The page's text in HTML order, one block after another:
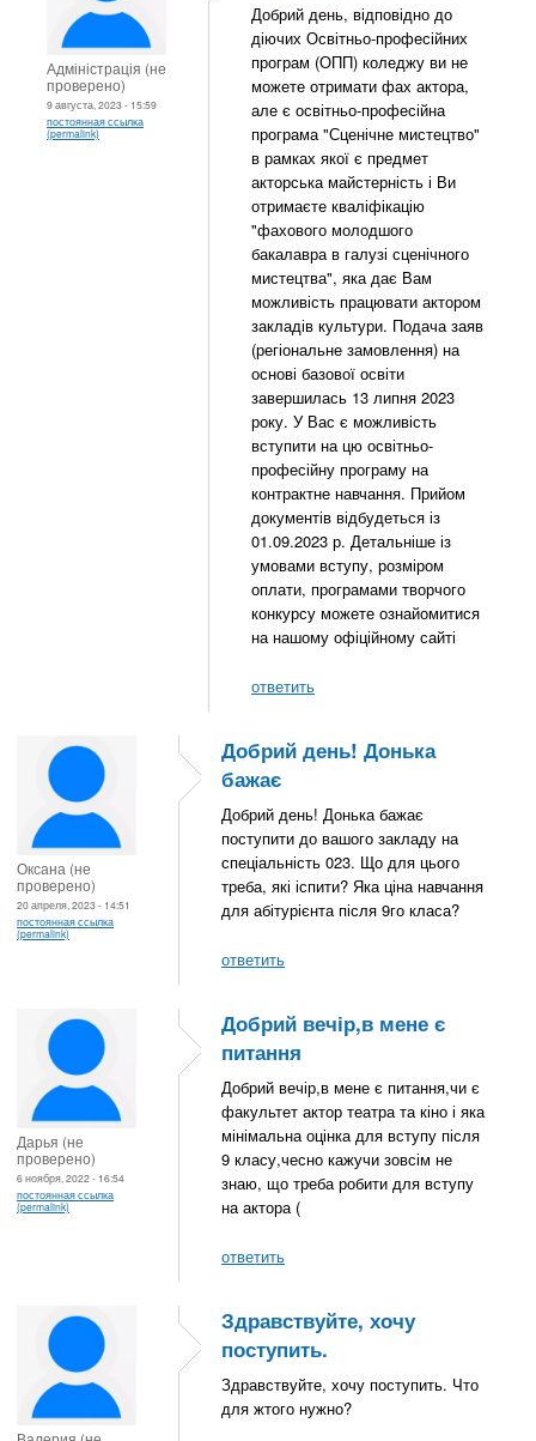
Адміністрація (не
проверено)
9 августа, 2023 - 15:59
постоянная ссылка
(permalink)
Добрий день, відповідно до
діючих Освітньо-професійних
програм (ОПП) коледжу ви не
можете отримати фах актора,
але є освітньо-професійна
програма "Сценічне мистецтво"
в рамках якої є предмет
акторська майстерність і Ви
отримаєте кваліфікацію
"фахового молодшого
бакалавра в галузі сценічного
мистецтва", яка дає Вам
можливість працювати актором
закладів культури. Подача заяв
(регіональне замовлення) на
основі базової освіти
завершилась 13 липня 2023
року. У Вас є можливість
вступити на цю освітньо-
професійну програму на
контрактне навчання. Прийом
документів відбудеться із
01.09.2023 р. Детальніше із
умовами вступу, розміром
оплати, програмами творчого
конкурсу можете ознайомитися
на нашому офіційному сайті
ответить
Оксана (не
проверено)
20 апреля, 2023 - 14:51
постоянная ссылка
(permalink)
Добрий день! Донька
бажає
Добрий день! Донька бажає
поступити до вашого закладу на
спеціальність 023. Що для цього
треба, які іспити? Яка ціна навчання
для абітурієнта після 9го класа?
ответить
Дарья (не
проверено)
6 ноября, 2022 - 16:54
постоянная ссылка
(permalink)
Добрий вечір,в мене є
питання
Добрий вечір,в мене є питання,чи є
факультет актор театра та кіно і яка
мінімальна оцінка для вступу після
9 класу,чесно кажучи зовсім не
знаю, що треба робити для вступу
на актора (
ответить
Здравствуйте, хочу
поступить.
Здравствуйте, хочу поступить. Что
для жтого нужно?